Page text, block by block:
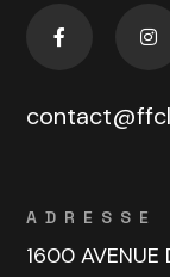
ADRESSE
1600 AVENUE